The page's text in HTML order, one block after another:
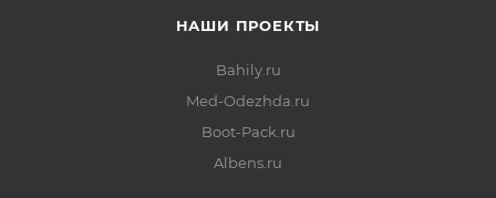
НАШИ ПРОЕКТЫ
Bahily.ru
Med-Odezhda.ru
Boot-Pack.ru
Albens.ru